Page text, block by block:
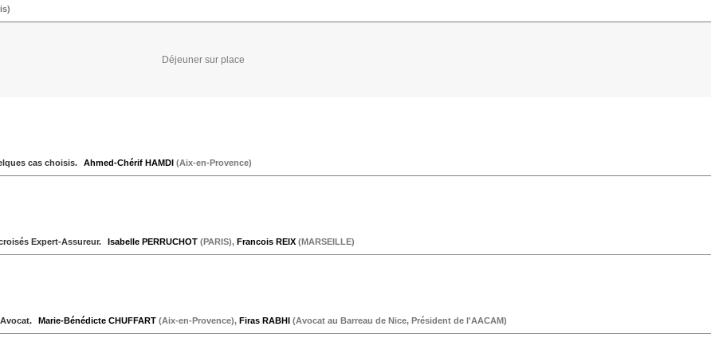
)
Déjeuner sur place
cas choisis. Ahmed-Chérif HAMDI (Aix-en-Provence)
Expert-Assureur. Isabelle PERRUCHOT (PARIS), Francois REIX (MARSEILLE)
Marie-Bénédicte CHUFFART (Aix-en-Provence), Firas RABHI (Avocat au Barreau de Nice, Président de l'AACAM)